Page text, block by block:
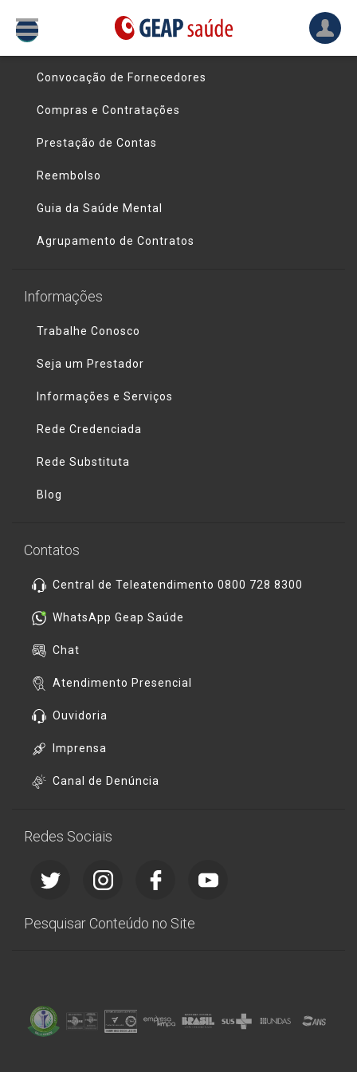
Links úteis
Convocação de Fornecedores
Compras e Contratações
Prestação de Contas
Reembolso
Guia da Saúde Mental
Agrupamento de Contratos
Informações
Trabalhe Conosco
Seja um Prestador
Informações e Serviços
Rede Credenciada
Rede Substituta
Blog
Contatos
Central de Teleatendimento 0800 728 8300
WhatsApp Geap Saúde
Chat
Atendimento Presencial
Ouvidoria
Imprensa
Canal de Denúncia
Redes Sociais
Pesquisar Conteúdo no Site